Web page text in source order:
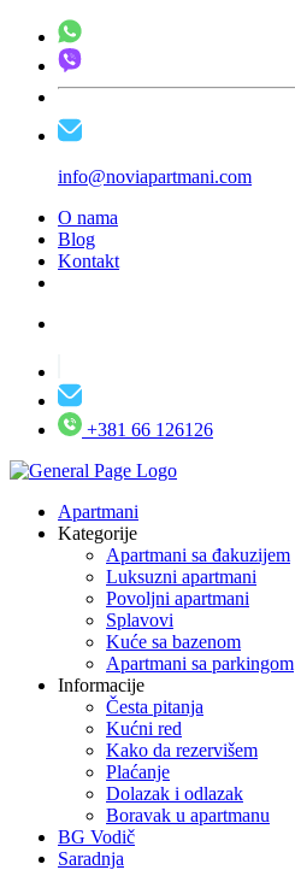
info@noviapartmani.com
O nama
Blog
Kontakt
+381 66 126126
Apartmani
Kategorije
Apartmani sa đakuzijem
Luksuzni apartmani
Povoljni apartmani
Splavovi
Kuće sa bazenom
Apartmani sa parkingom
Informacije
Česta pitanja
Kućni red
Kako da rezervišem
Plaćanje
Dolazak i odlazak
Boravak u apartmanu
BG Vodič
Saradnja